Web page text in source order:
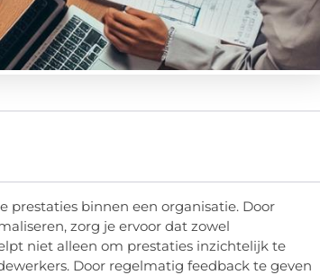
prestaties binnen een organisatie. Door
zorg je ervoor dat zowel
niet alleen om prestaties inzichtelijk te
Door regelmatig feedback te geven